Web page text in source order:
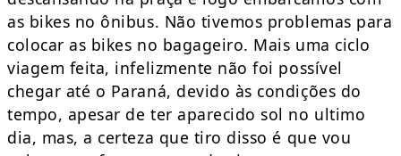
as bikes no ônibus. Não tivemos problemas para
colocar as bikes no bagageiro. Mais uma ciclo
viagem feita, infelizmente não foi possível
chegar até o Paraná, devido às condições do
tempo, apesar de ter aparecido sol no ultimo
dia, mas, a certeza que tiro disso é que vou